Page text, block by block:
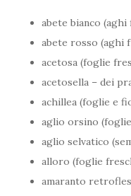
abete bianco (aghi
abete rosso (aghi
acetosa (foglie
acetosella – dei
achillea (foglie e
aglio orsino
aglio selvatico
alloro (foglie
amaranto